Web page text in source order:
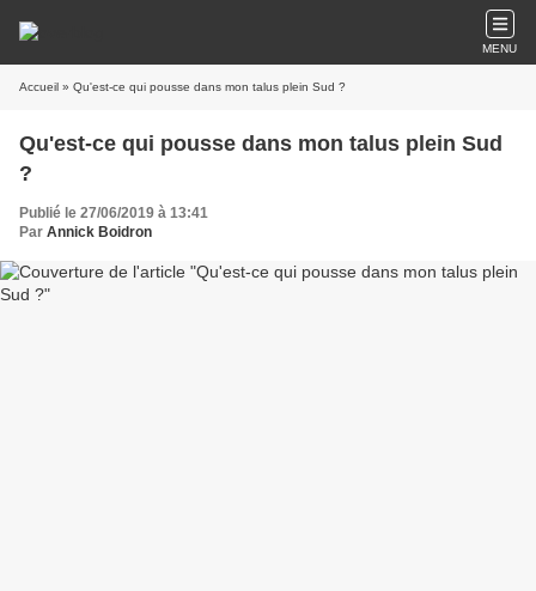
MENU
Accueil » Qu'est-ce qui pousse dans mon talus plein Sud ?
Qu'est-ce qui pousse dans mon talus plein Sud
?
Publié le 27/06/2019 à 13:41
Par Annick Boidron